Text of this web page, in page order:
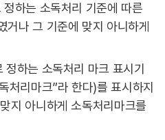
정하는 소독처리 기준에 따른
거나 그 기준에 맞지 아니하게
하는 소독처리 마크 표시기
처리마크”라 한다)를 표시하지
지 아니하게 소독처리마크를